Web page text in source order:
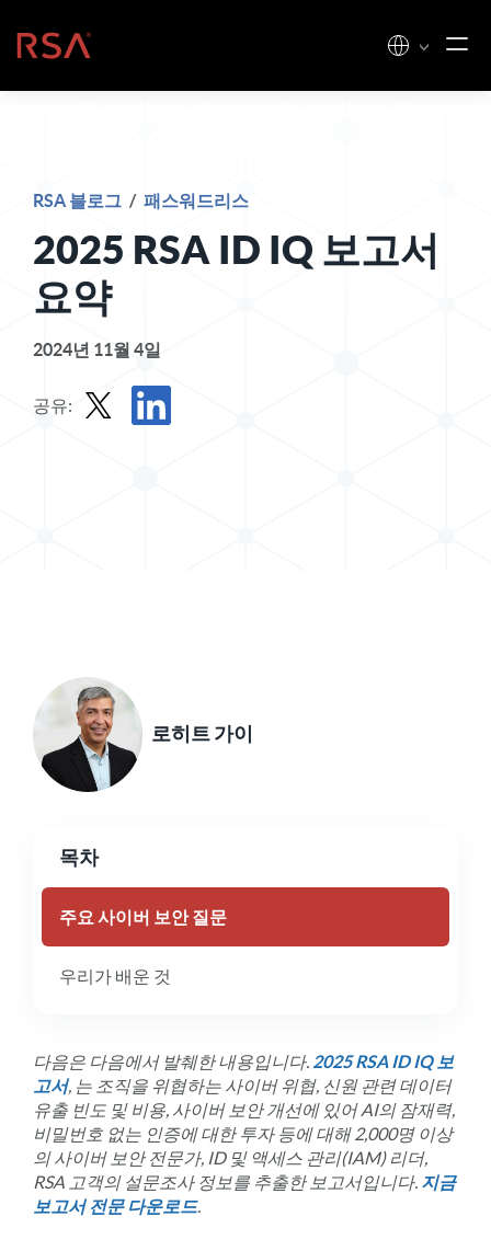
홈
RSA 블로그 / 패스워드리스
2025 RSA ID IQ 보고서
요약
2024년 11월 4일
공유:
로히트 가이
목차
주요 사이버 보안 질문
우리가 배운 것
다음은 다음에서 발췌한 내용입니다. 2025 RSA ID IQ 보
고서, 는 조직을 위협하는 사이버 위협, 신원 관련 데이터
유출 빈도 및 비용, 사이버 보안 개선에 있어 AI의 잠재력,
비밀번호 없는 인증에 대한 투자 등에 대해 2,000명 이상
의 사이버 보안 전문가, ID 및 액세스 관리(IAM) 리더,
RSA 고객의 설문조사 정보를 추출한 보고서입니다. 지금
보고서 전문 다운로드.